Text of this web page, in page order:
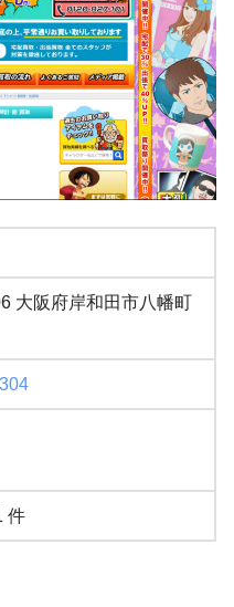
大阪府岸和田市八幡町
件